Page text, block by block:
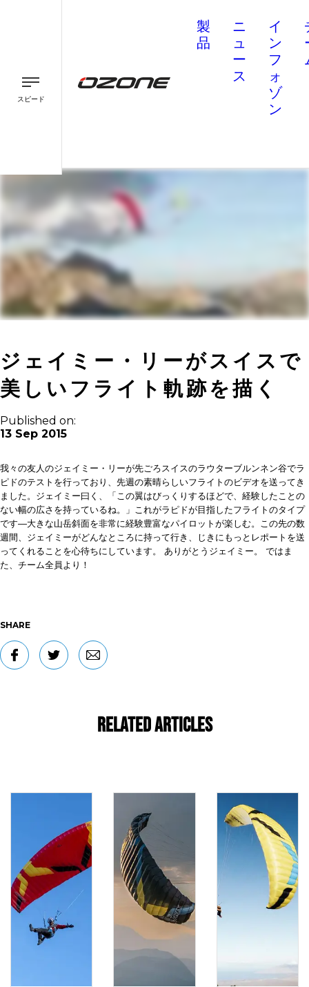
スピード
製
品
ニ
ュ
ー
ス
イ
ン
フ
ォ
ゾ
ン
ジェイミー・リーがスイスで
美しいフライト軌跡を描く
Published on:
13 Sep 2015
我々の友人のジェイミー・リーが先ごろスイスのラウターブルンネン谷でラ
ピドのテストを行っており、先週の素晴らしいフライトのビデオを送ってき
ました。ジェイミー曰く、「この翼はびっくりするほどで、経験したことの
ない幅の広さを持っているね。」これがラピドが目指したフライトのタイプ
です―大きな山岳斜面を非常に経験豊富なパイロットが楽しむ。この先の数
週間、ジェイミーがどんなところに持って行き、じきにもっとレポートを送
ってくれることを心待ちにしています。
ありがとうジェイミー。
ではま
た、チーム全員より！
SHARE
Related Articles